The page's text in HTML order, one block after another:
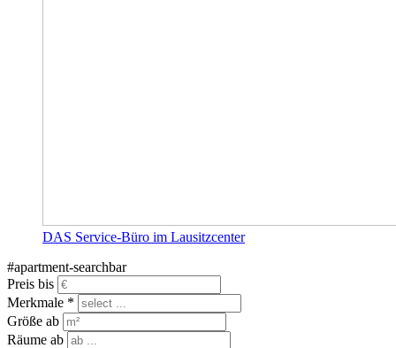
DAS Service-Büro im Lausitzcenter
#apartment-searchbar
Preis bis
Merkmale *
Größe ab
Räume ab